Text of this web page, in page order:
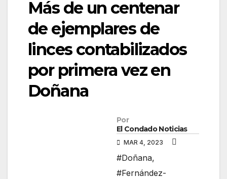
Más de un centenar
de ejemplares de
linces contabilizados
por primera vez en
Doñana
Por
El Condado Noticias
MAR 4, 2023
#Doñana,
#Fernández-